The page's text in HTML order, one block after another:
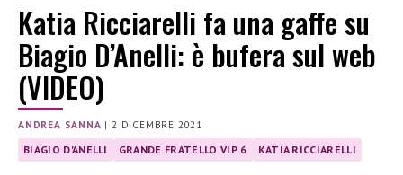
Katia Ricciarelli fa una gaffe su
Biagio D’Anelli: è bufera sul web
(VIDEO)
ANDREA SANNA |2 DICEMBRE 2021
BIAGIO D'ANELLI GRANDE FRATELLO VIP 6 KATIA RICCIARELLI